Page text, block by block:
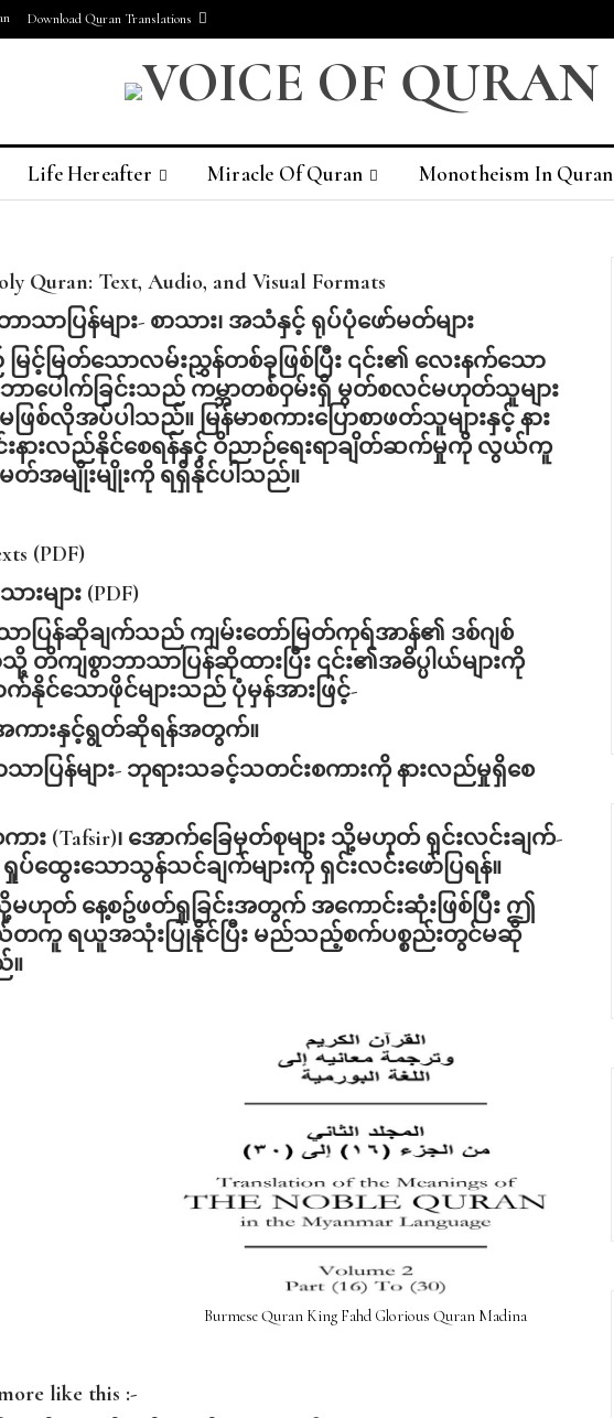
Download Quran Translations
Life Hereafter Miracle Of Quran Monotheism In Quran
Quran: Text, Audio, and Visual Formats
ာသာပြန်များ- စာသား၊ အသံနှင့် ရုပ်ပုံဖော်မတ်များ
င့်မြတ်သောလမ်းညွှန်တစ်ခုဖြစ်ပြီး ၎င်း၏ လေးနက်သော
ပေါက်ခြင်းသည် ကမ္ဘာတစ်ဝှမ်းရှိ မွတ်စလင်မဟုတ်သူများ
စ်လိုအပ်ပါသည်။ မြန်မာစကားပြောစာဖတ်သူများနှင့် နား
နားလည်နိုင်စေရန်နှင့် ဝိညာဉ်ရေးရာချိတ်ဆက်မှုကို လွယ်ကူ
မတ်အမျိုးမျိုးကို ရရှိနိုင်ပါသည်။
(PDF)
းများ (PDF)
ာပြန်ဆိုချက်သည် ကျမ်းတော်မြတ်ကုရ်အာန်၏ ဒစ်ဂျစ်
တိကျစွာဘာသာပြန်ဆိုထားပြီး ၎င်း၏အဓိပ္ပါယ်များကို
နိုင်သောဖိုင်များသည် ပုံမှန်အားဖြင့်-
အကားနှင့်ရွတ်ဆိုရန်အတွက်။
သာပြန်များ- ဘုရားသခင့်သတင်းစကားကို နားလည်မှုရှိစေ
း (Tafsir)၊ အောက်ခြေမှတ်စုများ သို့မဟုတ် ရှင်းလင်းချက်-
ပ်ထွေးသောသွန်သင်ချက်များကို ရှင်းလင်းဖော်ပြရန်။
သို့မဟုတ် နေ့စဥ်ဖတ်ရှုခြင်းအတွက် အကောင်းဆုံးဖြစ်ပြီး ဤ
ယ်တကူ ရယူအသုံးပြုနိုင်ပြီး မည်သည့်စက်ပစ္စည်းတွင်မဆို
။
Burmese Quran King Fahd Glorious Quran Madina
like this :-